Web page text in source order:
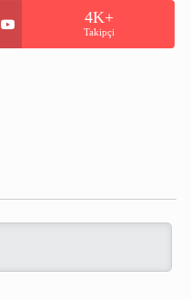
4K+
Takipçi